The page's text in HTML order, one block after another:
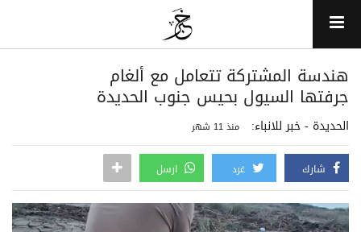
هندسة المشتركة تتعامل مع ألغام
جرفتها السيول بحيس جنوب الحديدة
الحديدة - خبر للانباء: منذ 11 شهر
شارك غرد ارسل